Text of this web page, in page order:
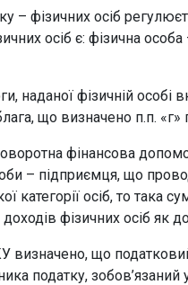
– фізичних осіб
осіб є: фізична
наданої фізичній
що визначено п.п.
фінансова
– підприємця, що
категорії осіб, то така
фізичних осіб як
визначено, що
податку,